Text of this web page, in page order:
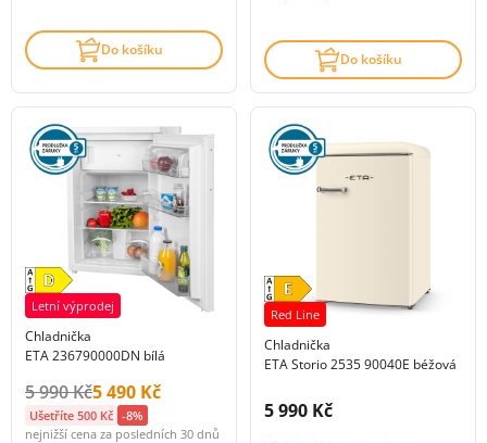
Do košíku Do košíku
Letní výprodej
Chladnička
ETA 236790000DN bílá
Původní cena s DPH:
5 990 KčCena s DPH:
5 490 Kč
Ušetříte 500 Kč -8%
nejnižší cena za posledních 30 dnů
Red Line
Chladnička
ETA Storio 2535 90040E béžová
Cena s DPH:
5 990 Kč